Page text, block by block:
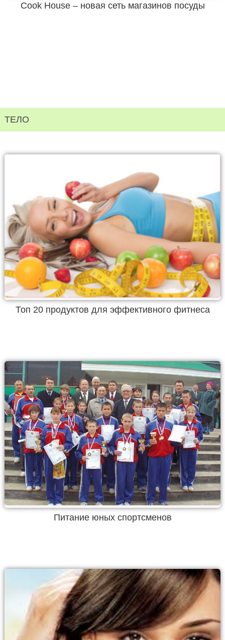
Cook House – новая сеть магазинов посуды
ТЕЛО
Топ 20 продуктов для эффективного фитнеса
Питание юных спортсменов